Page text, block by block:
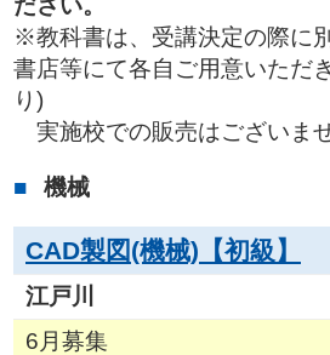
※教科書は、受講決定の際に
書店等にて各自ご用意いただ
り)
実施校での販売はございませ
機械
CAD製図(機械)【初級】
江戸川
6月募集